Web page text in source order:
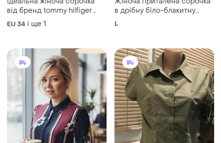
від бренд tommy hilfiger
довершить любий образ.
EU 34 і ще 1
в дрібну біло-блакитну
вертикальну смужку від
L